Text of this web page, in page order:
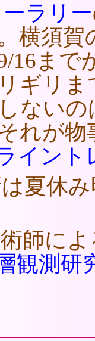
ラリー
横須賀
16まで
ギリ
ない
れが
ライン
夏休
師によ
観測研